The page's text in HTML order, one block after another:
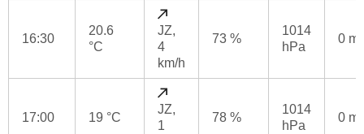
16:30
20.6
°C
JZ,
4
km/h
73 %
1014
hPa
0
17:00 19 °C
JZ,
1
78 %
1014
hPa
0